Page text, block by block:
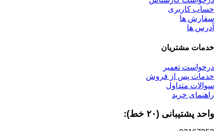
حساب کاربری
سفارش ها
آدرس ها
خدمات مشتریان
درخواست تعمیر
خدمات پس از فروش
سوالات متداول
راهنمای خرید
واحد پشتیبانی (۲۰ خط):